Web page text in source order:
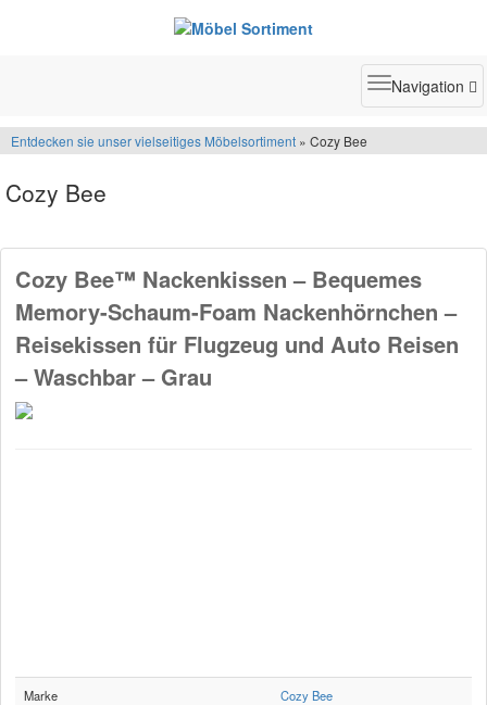
Toggle
Navigation
Entdecken sie unser vielseitiges Möbelsortiment » Cozy Bee
Cozy Bee
Cozy Bee™ Nackenkissen – Bequemes
Memory-Schaum-Foam Nackenhörnchen –
Reisekissen für Flugzeug und Auto Reisen
– Waschbar – Grau
Marke Cozy Bee